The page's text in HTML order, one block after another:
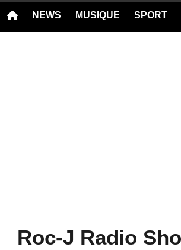
NEWS MUSIQUE SPORT
Roc-J Radio